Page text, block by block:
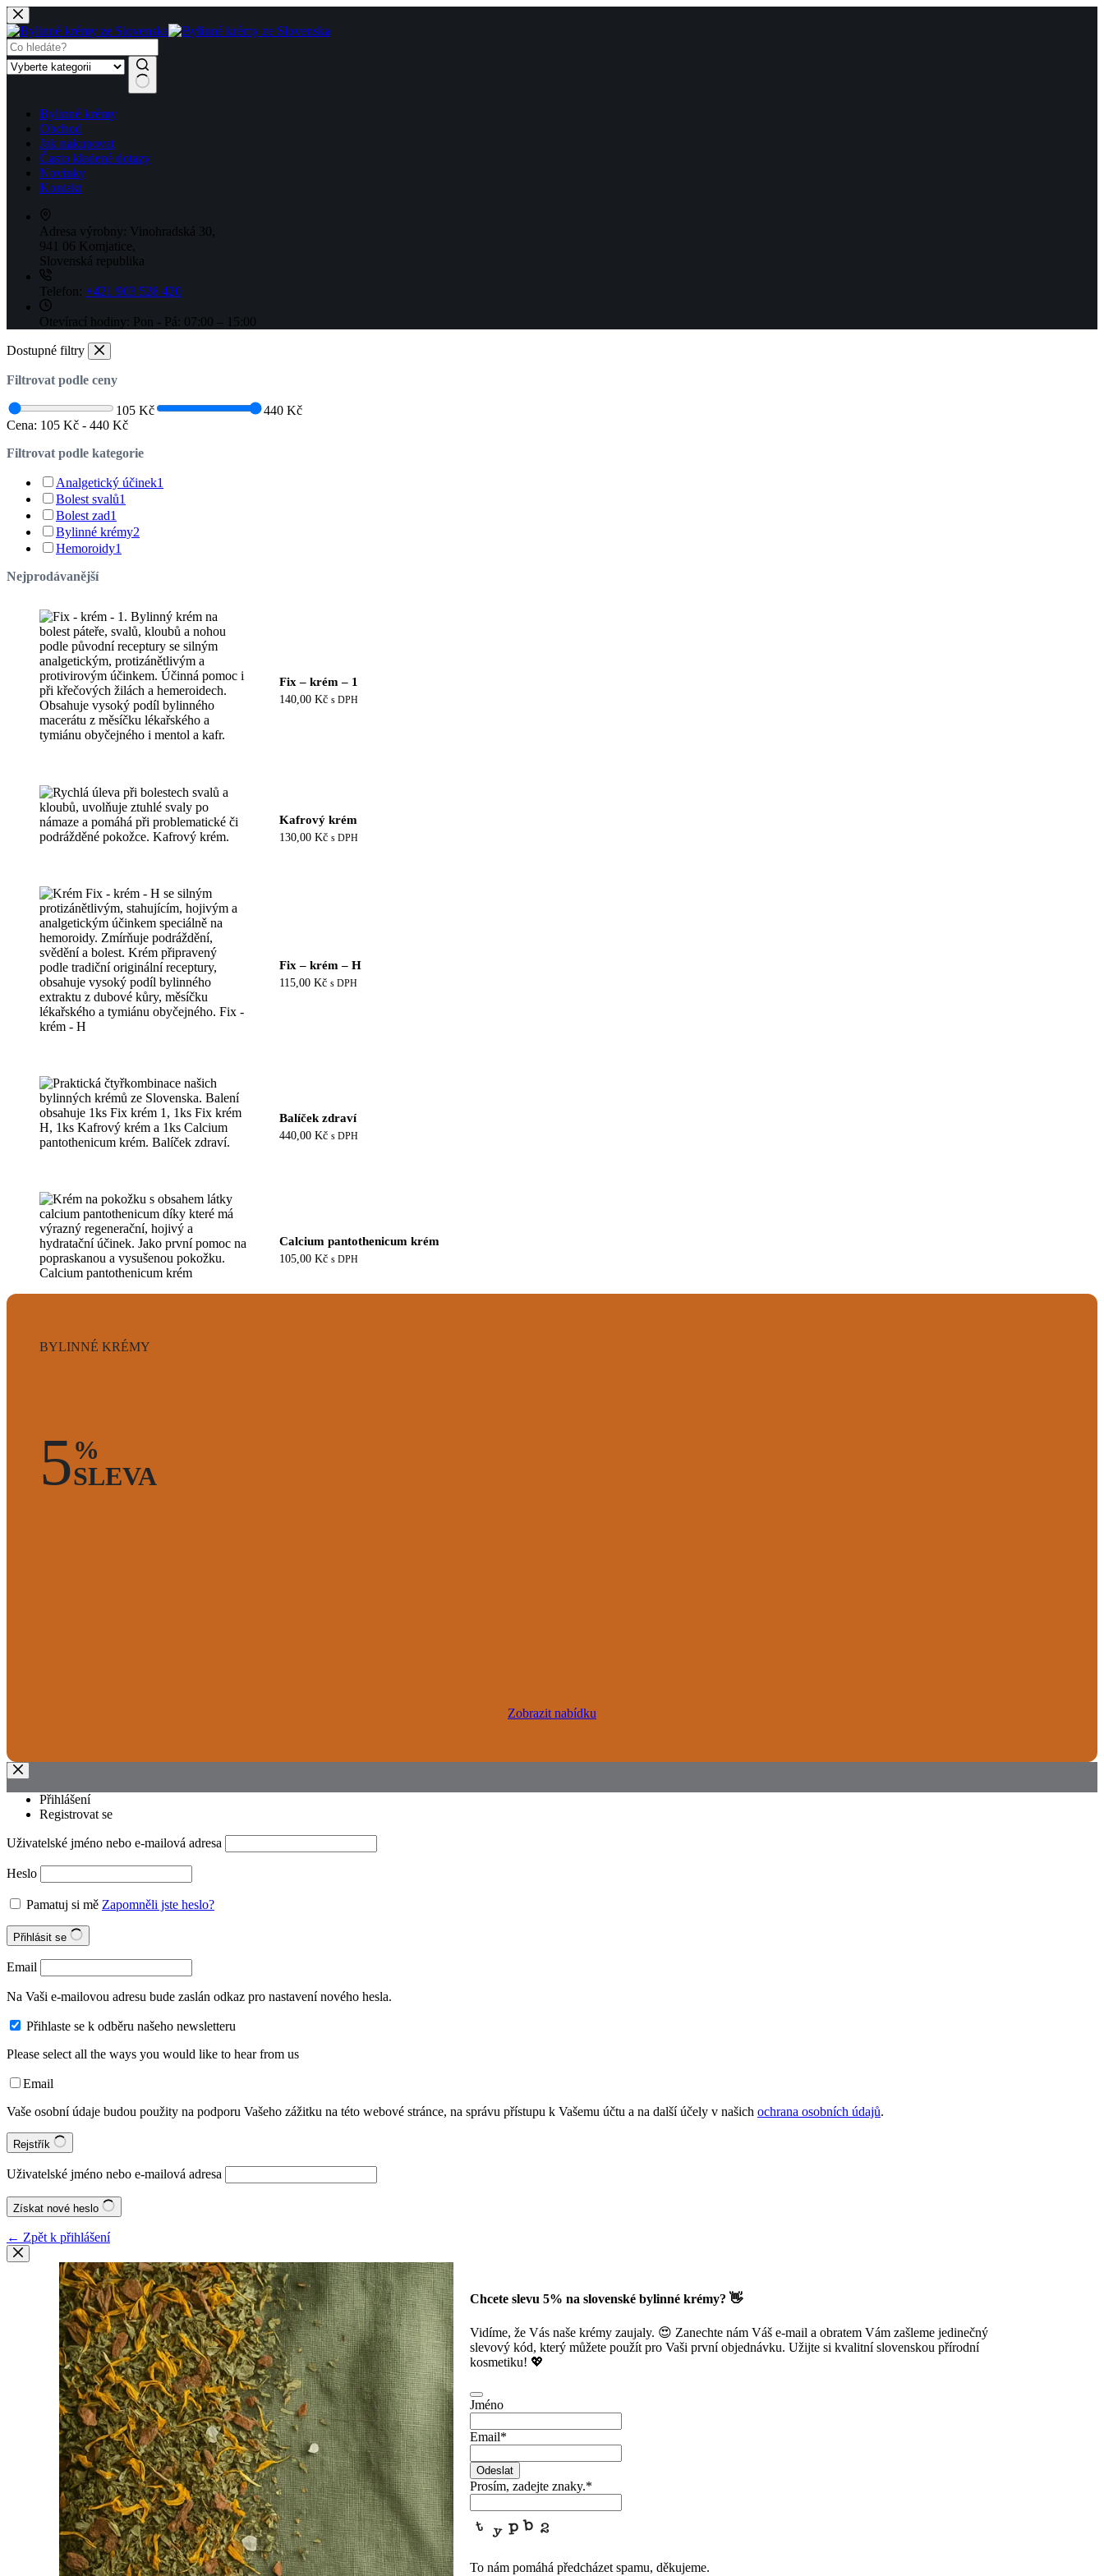
Skip
to
content
results Bylinné krémy
Obchod
Jak nakupovat
Často kladené dotazy
Novinky
Kontakt
Adresa výrobny: Vinohradská 30,
941 06 Komjatice,
Slovenská republika
Telefon: +421 903 528 420
Otevírací hodiny: Pon - Pá: 07:00 – 15:00
Dostupné filtry
Filtrovat podle ceny
105 Kč
440 Kč
Cena: 105 Kč - 440 Kč
Filtrovat podle kategorie
Analgetický účinek1
Bolest svalů1
Bolest zad1
Bylinné krémy2
Hemoroidy1
Nejprodávanější
Fix – krém – 1
140,00 Kč s DPH
Kafrový krém
130,00 Kč s DPH
Fix – krém – H
115,00 Kč s DPH
Balíček zdraví
440,00 Kč s DPH
Calcium pantothenicum krém
105,00 Kč s DPH
BYLINNÉ KRÉMY
5%
SLEVA
Zobrazit nabídku
Přihlášení
Registrovat se
Uživatelské jméno nebo e-mailová adresa
Heslo
Pamatuj si mě Zapomněli jste heslo?
Přihlásit se
Email
Na Vaši e-mailovou adresu bude zaslán odkaz pro nastavení nového hesla.
Přihlaste se k odběru našeho newsletteru
Please select all the ways you would like to hear from us
Email
Vaše osobní údaje budou použity na podporu Vašeho zážitku na této webové stránce, na správu přístupu k Vašemu účtu a na další účely v našich ochrana osobních údajů.
Rejstřík
Uživatelské jméno nebo e-mailová adresa
Získat nové heslo
← Zpět k přihlášení
Chcete slevu 5% na slovenské bylinné krémy? 👋
Vidíme, že Vás naše krémy zaujaly. 😍 Zanechte nám Váš e-mail a obratem Vám zašleme jedinečný
slevový kód, který můžete použít pro Vaši první objednávku. Užijte si kvalitní slovenskou přírodní
kosmetiku! 💖
Jméno
Email*
Odeslat
Prosím, zadejte znaky.*
To nám pomáhá předcházet spamu, děkujeme.